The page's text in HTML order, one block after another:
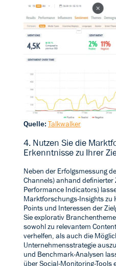
Quelle: Talkwalker
4. Nutzen Sie die
Erkenntnisse zu Ihrer
Neben der Erfolgsmessung
Channels) anhand definierter
Performance Indicators)
Marktforschungs-Insights zu
Points und Interessen der
Sie explorativ
sowohl zu relevantem
verhelfen, als auch die
Unternehmensstrategie
und Benchmark-Analysen
über Social-Monitoring-Tools